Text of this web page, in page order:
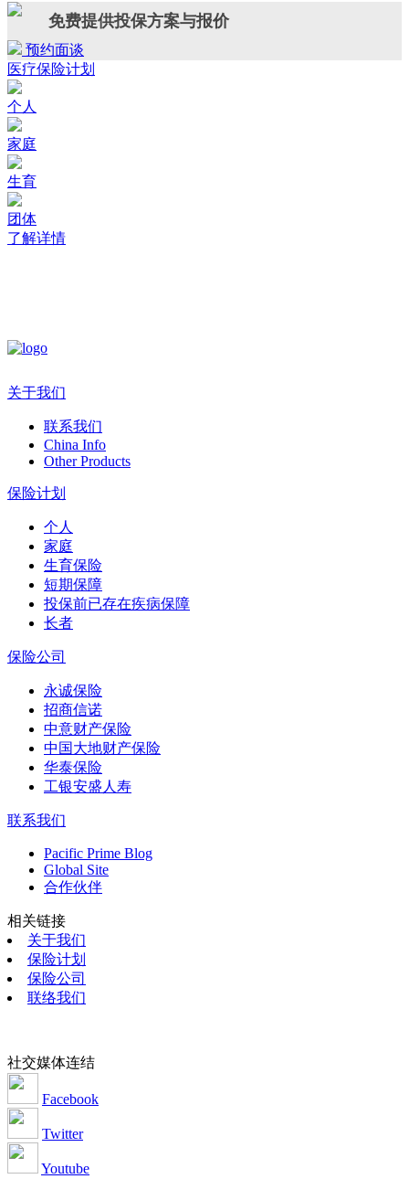
免费提供投保方案与报价
预约面谈
医疗保险计划
个人
家庭
生育
团体
了解详情
关于我们
联系我们
China Info
Other Products
保险计划
个人
家庭
生育保险
短期保障
投保前已存在疾病保障
长者
保险公司
永诚保险
招商信诺
中意财产保险
中国大地财产保险
华泰保险
工银安盛人寿
联系我们
Pacific Prime Blog
Global Site
合作伙伴
相关链接
关于我们
保险计划
保险公司
联络我们
社交媒体连结
Facebook
Twitter
Youtube